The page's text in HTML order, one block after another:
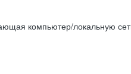
компьютер/локальную